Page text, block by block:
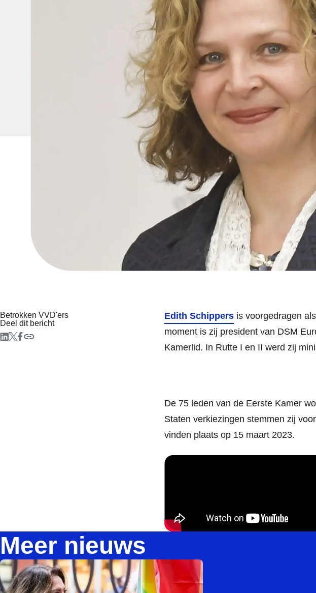
Edith Schippers is voorgedragen
moment is zij president van DSM
Kamerlid. In Rutte I en II werd zij
De 75 leden van de Eerste Kamer
Staten verkiezingen stemmen zij
vinden plaats op 15 maart 2023.
Betrokken VVD'ers
Deel dit bericht
Meer nieuws